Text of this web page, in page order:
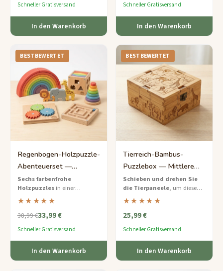
Schneller Gratisversand
In den Warenkorb
handgefertigten Holzkiste.
Schneller Gratisversand
In den Warenkorb
BESTBEWERTET
Regenbogen-Holzpuzzle-
Abenteuerset —
Leichtes 6-Puzzle-
Starterset
Sechs farbenfrohe
Holzpuzzlesin einer
lebhaften Geschenkbox — das
perfekte Starterset für junge
Puzzle-Abenteurer ab 5 Jahren.
★★★★★
38,99 €33,99 €
Schneller Gratisversand
In den Warenkorb
BESTBEWERTET
Tierreich-Bambus-
Puzzlebox — Mittlere
Tierwelt-Entdeckung
Schieben und drehen Sie
die Tierpaneele, um diese
Bambus-Puzzlebox zu öffnen
— ein mittel-schweres
Abenteuer in der Tierwelt, das
★★★★★
25,99 €
Schneller Gratisversand
In den Warenkorb